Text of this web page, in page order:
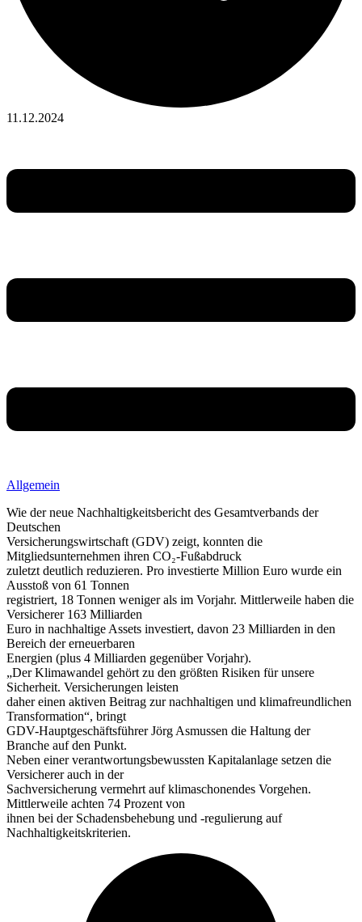
11.12.2024
Allgemein
Wie der neue Nachhaltigkeitsbericht des Gesamtverbands der
Deutschen
Versicherungswirtschaft (GDV) zeigt, konnten die
Mitgliedsunternehmen ihren CO₂-Fußabdruck
zuletzt deutlich reduzieren. Pro investierte Million Euro wurde ein
Ausstoß von 61 Tonnen
registriert, 18 Tonnen weniger als im Vorjahr. Mittlerweile haben die
Versicherer 163 Milliarden
Euro in nachhaltige Assets investiert, davon 23 Milliarden in den
Bereich der erneuerbaren
Energien (plus 4 Milliarden gegenüber Vorjahr).
„Der Klimawandel gehört zu den größten Risiken für unsere
Sicherheit. Versicherungen leisten
daher einen aktiven Beitrag zur nachhaltigen und klimafreundlichen
Transformation“, bringt
GDV-Hauptgeschäftsführer Jörg Asmussen die Haltung der
Branche auf den Punkt.
Neben einer verantwortungsbewussten Kapitalanlage setzen die
Versicherer auch in der
Sachversicherung vermehrt auf klimaschonendes Vorgehen.
Mittlerweile achten 74 Prozent von
ihnen bei der Schadensbehebung und -regulierung auf
Nachhaltigkeitskriterien.